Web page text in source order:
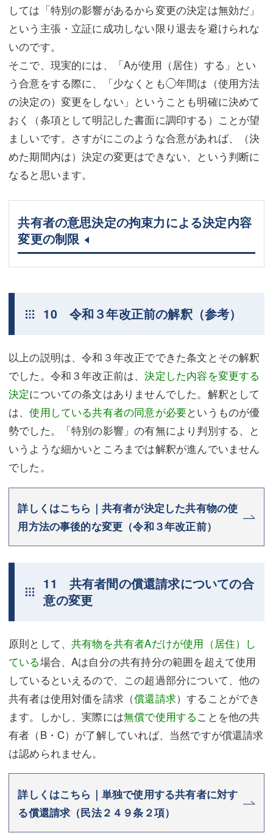
しては「特別の影響があるから変更の決定は無効だ」
という主張・立証に成功しない限り退去を避けられな
いのです。
そこで、現実的には、「Aが使用（居住）する」とい
う合意をする際に、「少なくとも◯年間は（使用方法
の決定の）変更をしない」ということも明確に決めて
おく（条項として明記した書面に調印する）ことが望
ましいです。さすがにこのような合意があれば、（決
めた期間内は）決定の変更はできない、という判断に
なると思います。
共有者の意思決定の拘束力による決定内容
変更の制限
10 令和３年改正前の解釈（参考）
以上の説明は、令和３年改正でできた条文とその解釈
でした。令和３年改正前は、決定した内容を変更する
決定についての条文はありませんでした。解釈として
は、使用している共有者の同意が必要というものが優
勢でした。「特別の影響」の有無により判別する、と
いうような細かいところまでは解釈が進んでいません
でした。
詳しくはこちら｜共有者が決定した共有物の使
用方法の事後的な変更（令和３年改正前）
11 共有者間の償還請求についての合
意の変更
原則として、共有物を共有者Aだけが使用（居住）し
ている場合、Aは自分の共有持分の範囲を超えて使用
しているといえるので、この超過部分について、他の
共有者は使用対価を請求（償還請求）することができ
ます。しかし、実際には無償で使用することを他の共
有者（B・C）が了解していれば、当然ですが償還請求
は認められません。
詳しくはこちら｜単独で使用する共有者に対す
る償還請求（民法２４９条２項）